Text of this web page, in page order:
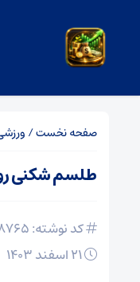
صفحه نخست/
طلسم شکنی
کد نوشته: 48765